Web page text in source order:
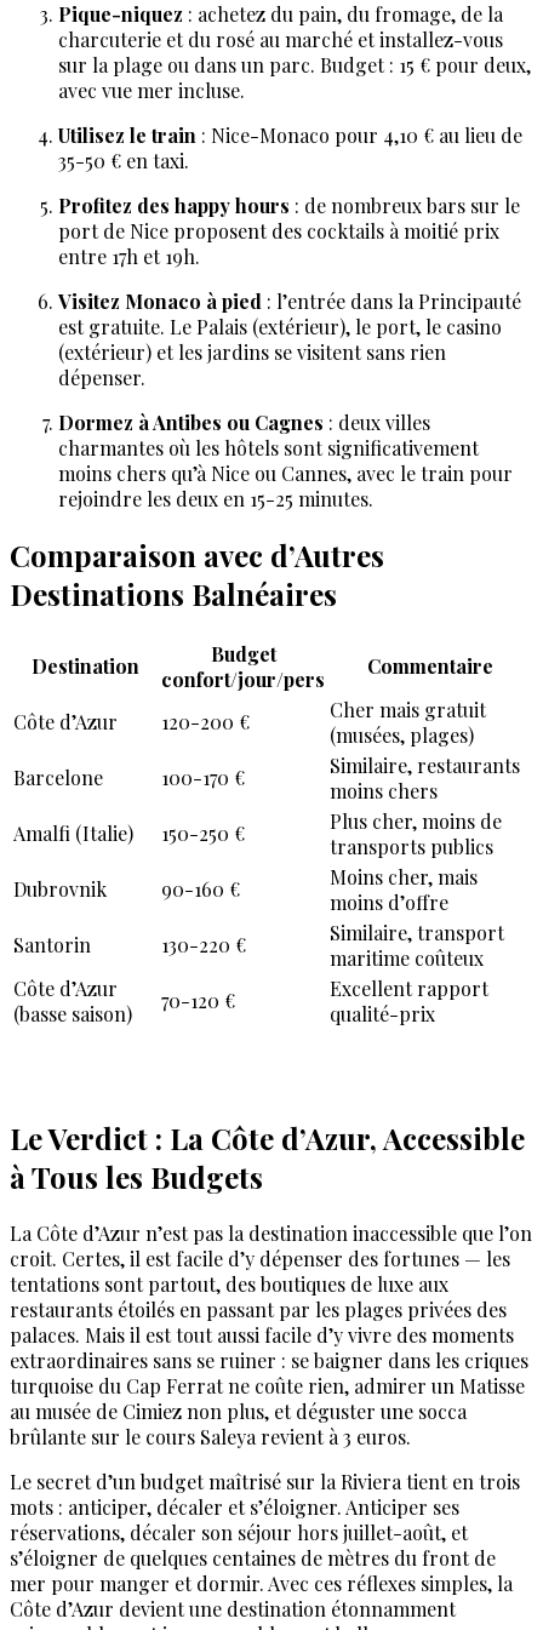
Pique-niquez : achetez du pain, du fromage, de la
charcuterie et du rosé au marché et installez-vous
sur la plage ou dans un parc. Budget : 15 € pour deux,
avec vue mer incluse.
Utilisez le train : Nice-Monaco pour 4,10 € au lieu de
35-50 € en taxi.
Profitez des happy hours : de nombreux bars sur le
port de Nice proposent des cocktails à moitié prix
entre 17h et 19h.
Visitez Monaco à pied : l’entrée dans la Principauté
est gratuite. Le Palais (extérieur), le port, le casino
(extérieur) et les jardins se visitent sans rien
dépenser.
Dormez à Antibes ou Cagnes : deux villes
charmantes où les hôtels sont significativement
moins chers qu’à Nice ou Cannes, avec le train pour
rejoindre les deux en 15-25 minutes.
Comparaison avec d’Autres
Destinations Balnéaires
Destination
Budget
confort/jour/pers
Commentaire
Côte d’Azur 120-200 €
Cher mais gratuit
(musées, plages)
Barcelone
100-170 €
Similaire, restaurants
moins chers
Amalfi (Italie)
150-250 €
Plus cher, moins de
transports publics
Dubrovnik
90-160 €
Moins cher, mais
moins d’offre
Santorin
130-220 €
Similaire, transport
maritime coûteux
Côte d’Azur
(basse saison)
70-120 €
Excellent rapport
qualité-prix
Le Verdict : La Côte d’Azur, Accessible
à Tous les Budgets
La Côte d’Azur n’est pas la destination inaccessible que l’on
croit. Certes, il est facile d’y dépenser des fortunes — les
tentations sont partout, des boutiques de luxe aux
restaurants étoilés en passant par les plages privées des
palaces. Mais il est tout aussi facile d’y vivre des moments
extraordinaires sans se ruiner : se baigner dans les criques
turquoise du Cap Ferrat ne coûte rien, admirer un Matisse
au musée de Cimiez non plus, et déguster une socca
brûlante sur le cours Saleya revient à 3 euros.
Le secret d’un budget maîtrisé sur la Riviera tient en trois
mots : anticiper, décaler et s’éloigner. Anticiper ses
réservations, décaler son séjour hors juillet-août, et
s’éloigner de quelques centaines de mètres du front de
mer pour manger et dormir. Avec ces réflexes simples, la
Côte d’Azur devient une destination étonnamment